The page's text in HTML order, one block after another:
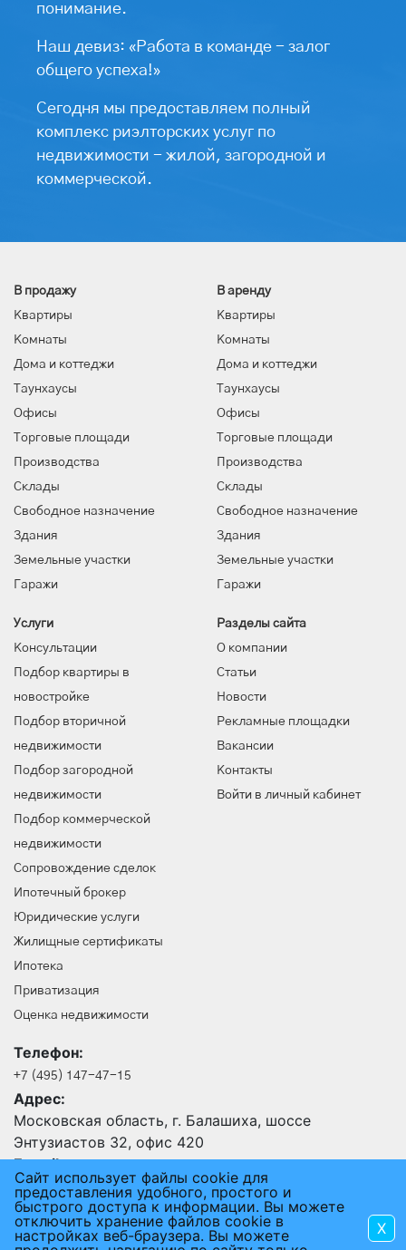
понимание.
Наш девиз: «Работа в команде - залог
общего успеха!»
Сегодня мы предоставляем полный
комплекс риэлторских услуг по
недвижимости - жилой, загородной и
коммерческой.
В продажу
Квартиры
Комнаты
Дома и коттеджи
Таунхаусы
Офисы
Торговые площади
Производства
Склады
Свободное назначение
Здания
Земельные участки
Гаражи
В аренду
Квартиры
Комнаты
Дома и коттеджи
Таунхаусы
Офисы
Торговые площади
Производства
Склады
Свободное назначение
Здания
Земельные участки
Гаражи
Услуги
Консультации
Подбор квартиры в
новостройке
Подбор вторичной
недвижимости
Подбор загородной
недвижимости
Подбор коммерческой
недвижимости
Сопровождение сделок
Ипотечный брокер
Юридические услуги
Жилищные сертификаты
Ипотека
Приватизация
Оценка недвижимости
Разделы сайта
О компании
Статьи
Новости
Рекламные площадки
Вакансии
Контакты
Войти в личный кабинет
Телефон:
+7 (495) 147-47-15
Адрес:
Московская область, г. Балашиха, шоссе
Энтузиастов 32, офис 420
E-mail:
24@an-rus.ru
2015 - 2026 © АГЕНТСТВО НЕДВИЖИМОСТИ РУСЬ
Сайт использует файлы cookie для
предоставления удобного, простого и
быстрого доступа к информации. Вы можете
отключить хранение файлов cookie в
настройках веб-браузера. Вы можете
X